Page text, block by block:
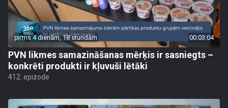
pirms 4 dienām, 18 stundām 00:03:04
PVN likmes samazināšanas mērķis ir sasniegts –
konkrēti produkti ir kļuvuši lētāki
412. epizode